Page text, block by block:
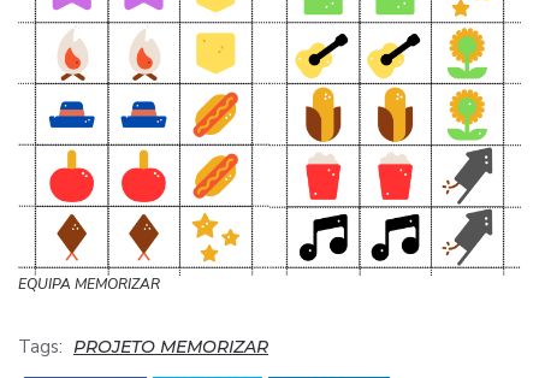
EQUIPA MEMORIZAR
Tags: PROJETO MEMORIZAR